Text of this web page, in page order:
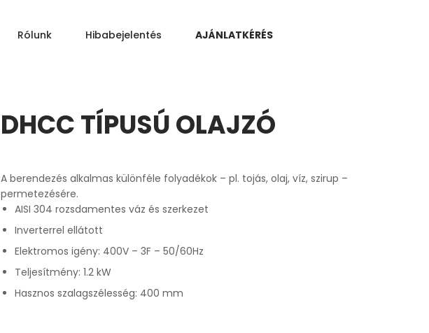
Rólunk Hibabejelentés AJÁNLATKÉRÉS
DHCC TÍPUSÚ OLAJZÓ
A berendezés alkalmas különféle folyadékok – pl. tojás, olaj, víz, szirup –
permetezésére.
AISI 304 rozsdamentes váz és szerkezet
Inverterrel ellátott
Elektromos igény: 400V – 3F – 50/60Hz
Teljesítmény: 1.2 kW
Hasznos szalagszélesség: 400 mm